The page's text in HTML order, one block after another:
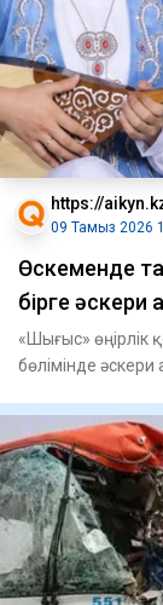
https://
09 Тамыз 2026
Өскеменде
бірге
«Шығыс» өңірлік
бөлімінде